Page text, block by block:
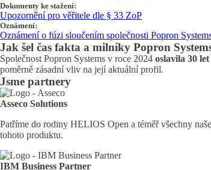
Dokumenty ke stažení:
Upozornění pro věřitele dle § 33 ZoP
Oznámení:
Oznámení o fúzi sloučením společnosti Popron
Jak šel čas fakta a milníky Popron
Společnost Popron Systems v roce 2024 oslavila 30 let
poměrně zásadní vliv na její aktuální profil.
Jsme partnery
Asseco Solutions
Patříme do rodiny HELIOS Open a téměř všechny
tohoto produktu.
IBM Business Partner